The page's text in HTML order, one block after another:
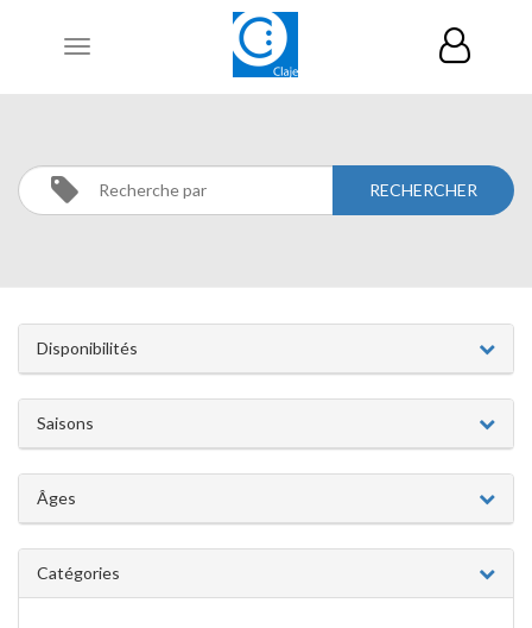
Toggle
JEUNES
Activités
Disponibilités
Saisons
Âges
Catégories